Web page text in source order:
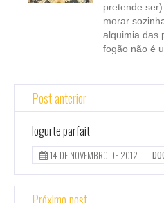
pretende
morar
alquimia das
fogão não é
Post anterior
Iogurte parfait
14 DE NOVEMBRO DE 2012